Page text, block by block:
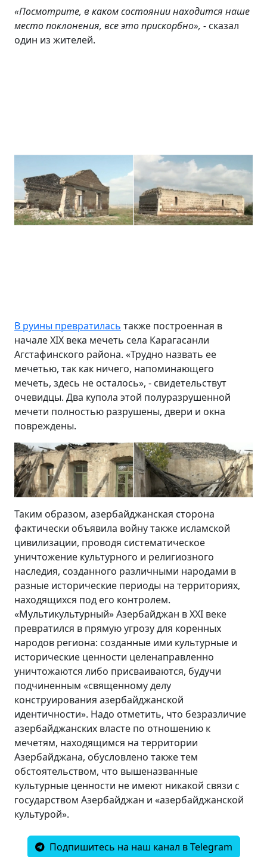
«Посмотрите, в каком состоянии находится наше
место поклонения, все это прискорбно», - сказал
один из жителей.
В руины превратилась также построенная в
начале XIX века мечеть села Карагасанли
Агстафинского района. «Трудно назвать ее
мечетью, так как ничего, напоминающего
мечеть, здесь не осталось», - свидетельствут
очевидцы. Два купола этой полуразрушенной
мечети полностью разрушены, двери и окна
повреждены.
Таким образом, азербайджанская сторона
фактически объявила войну также исламской
цивилизации, проводя систематическое
уничтожение культурного и религиозного
наследия, созданного различными народами в
разные исторические периоды на территориях,
находящихся под его контролем.
«Мультикультурный» Азербайджан в XXI веке
превратился в прямую угрозу для коренных
народов региона: созданные ими культурные и
исторические ценности целенаправленно
уничтожаются либо присваиваются, будучи
подчиненным «священному делу
конструирования азербайджанской
идентичности». Надо отметить, что безразличие
азербайджанских власте по отношению к
мечетям, находящимся на территории
Азербайджана, обусловлено также тем
обстоятельством, что вышеназванные
культурные ценности не имеют никакой связи с
государством Азербайджан и «азербайджанской
культурой».
Подпишитесь на наш канал в Telegram